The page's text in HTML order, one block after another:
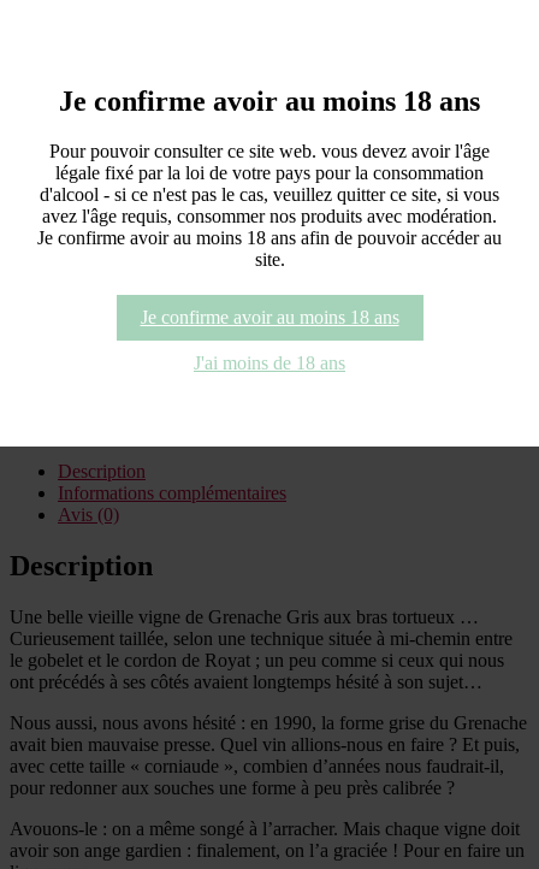
Je confirme avoir au moins 18 ans
Pour pouvoir consulter ce site web. vous devez avoir l'âge
légale fixé par la loi de votre pays pour la consommation
d'alcool - si ce n'est pas le cas, veuillez quitter ce site, si vous
avez l'âge requis, consommer nos produits avec modération.
Je confirme avoir au moins 18 ans afin de pouvoir accéder au
site.
Je confirme avoir au moins 18 ans
J'ai moins de 18 ans
le gobelet et le cordon de Royat ; un peu comme si ceux qui nous
magnifique liquoreux qui ne manque pas de personnalité
37,20€ – 113,40€Plage de prix : 37,20€ à 113,40€
Millésime
Ajouter au panier
Description
Informations complémentaires
Avis (0)
Description
Une belle vieille vigne de Grenache Gris aux bras tortueux …
Curieusement taillée, selon une technique située à mi-chemin entre
le gobelet et le cordon de Royat ; un peu comme si ceux qui nous
ont précédés à ses côtés avaient longtemps hésité à son sujet…
Nous aussi, nous avons hésité : en 1990, la forme grise du Grenache
avait bien mauvaise presse. Quel vin allions-nous en faire ? Et puis,
avec cette taille « corniaude », combien d’années nous faudrait-il,
pour redonner aux souches une forme à peu près calibrée ?
Avouons-le : on a même songé à l’arracher. Mais chaque vigne doit
avoir son ange gardien : finalement, on l’a graciée ! Pour en faire un